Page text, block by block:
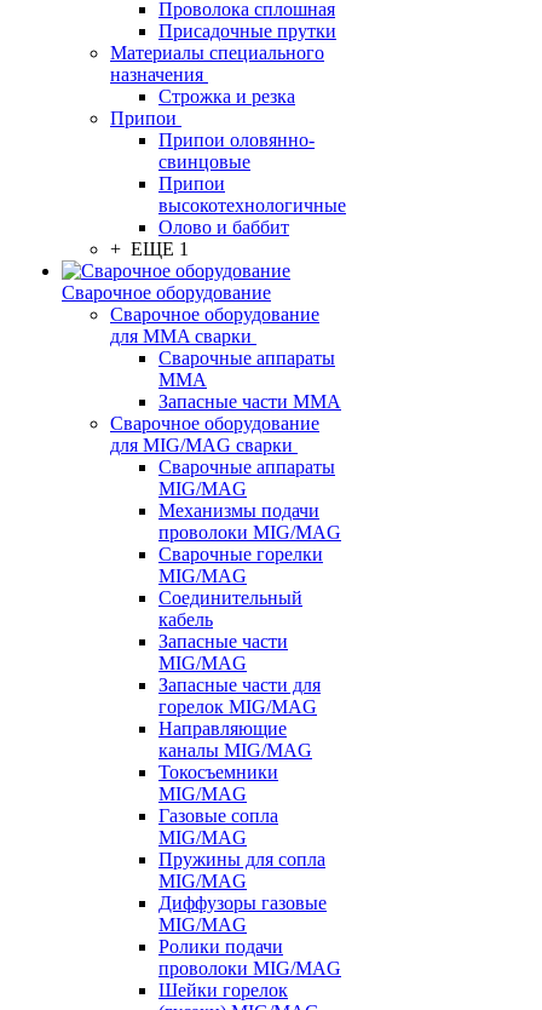
Проволока сплошная
Присадочные прутки
Материалы специального
назначения
Строжка и резка
Припои
Припои оловянно-
свинцовые
Припои
высокотехнологичные
Олово и баббит
+ ЕЩЕ 1
Сварочное оборудование
Сварочное оборудование
для MMA сварки
Сварочные аппараты
MMA
Запасные части MMA
Сварочное оборудование
для MIG/MAG сварки
Сварочные аппараты
MIG/MAG
Механизмы подачи
проволоки MIG/MAG
Сварочные горелки
MIG/MAG
Соединительный
кабель
Запасные части
MIG/MAG
Запасные части для
горелок MIG/MAG
Направляющие
каналы MIG/MAG
Токосъемники
MIG/MAG
Газовые сопла
MIG/MAG
Пружины для сопла
MIG/MAG
Диффузоры газовые
MIG/MAG
Ролики подачи
проволоки MIG/MAG
Шейки горелок